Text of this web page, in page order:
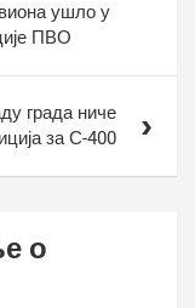
ушло у
ПВО
града ниче
за С-400
о